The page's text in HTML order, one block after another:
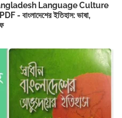
Language Culture
ইতিহাস: ভাষা,